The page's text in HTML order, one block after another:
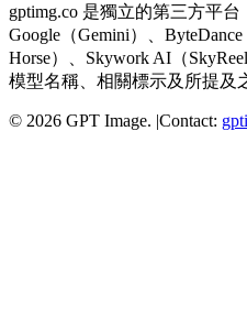
gptimg.co 是獨立的第三方平台
Google（Gemini）、
Horse）、Skywork AI（
模型名稱、相關標示及所提及
© 2026 GPT Image. |Contact: